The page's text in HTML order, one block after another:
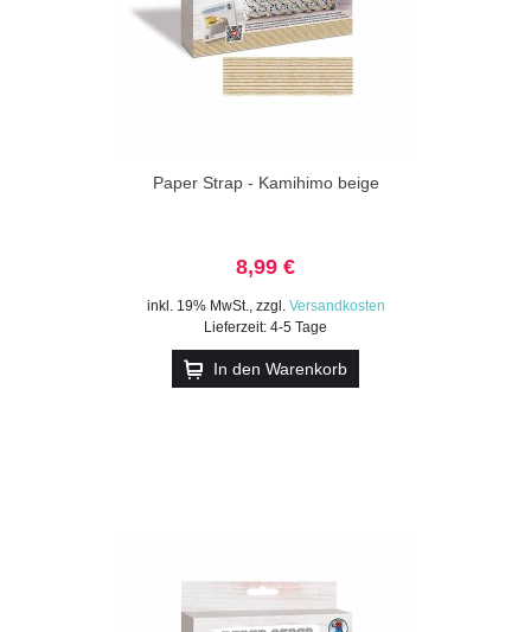
Paper Strap - Kamihimo beige
8,99 €
inkl. 19% MwSt., zzgl. Versandkosten
Lieferzeit: 4-5 Tage
In den Warenkorb